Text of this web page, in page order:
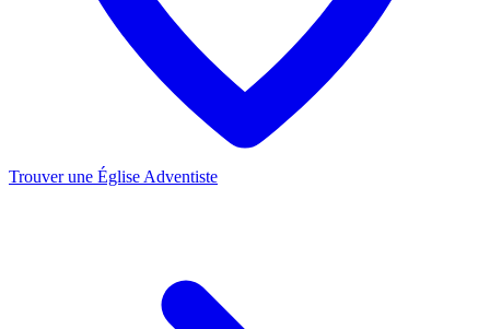
Trouver une Église Adventiste